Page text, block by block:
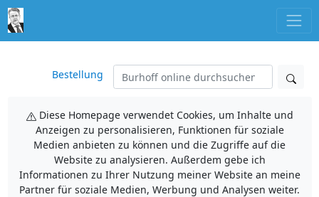
Bestellung
Diese Homepage verwendet Cookies, um Inhalte und
Anzeigen zu personalisieren, Funktionen für soziale
Medien anbieten zu können und die Zugriffe auf die
Website zu analysieren. Außerdem gebe ich
Informationen zu Ihrer Nutzung meiner Website an meine
Partner für soziale Medien, Werbung und Analysen weiter.